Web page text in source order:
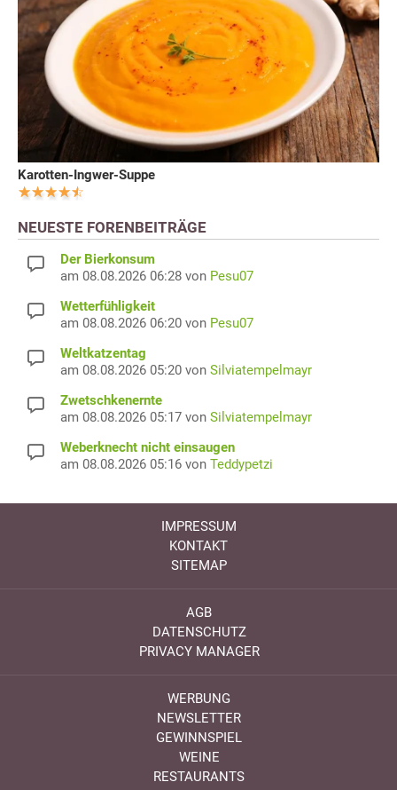
Karotten-Ingwer-Suppe
NEUESTE FORENBEITRÄGE
Der Bierkonsum
am 08.08.2026 06:28 von Pesu07
Wetterfühligkeit
am 08.08.2026 06:20 von Pesu07
Weltkatzentag
am 08.08.2026 05:20 von Silviatempelmayr
Zwetschkenernte
am 08.08.2026 05:17 von Silviatempelmayr
Weberknecht nicht einsaugen
am 08.08.2026 05:16 von Teddypetzi
IMPRESSUM
KONTAKT
SITEMAP
AGB
DATENSCHUTZ
PRIVACY MANAGER
WERBUNG
NEWSLETTER
GEWINNSPIEL
WEINE
RESTAURANTS